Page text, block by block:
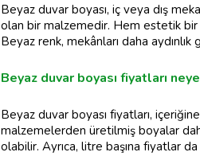
Beyaz duvar boyası, iç veya dış
olan bir malzemedir. Hem estetik bir
Beyaz renk, mekânları daha
Beyaz duvar boyası fiyatları
Beyaz duvar boyası fiyatları,
malzemelerden üretilmiş boyalar
olabilir. Ayrıca, litre başına fiyatlar